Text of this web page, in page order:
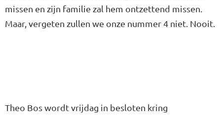
missen en zijn familie zal hem ontzettend missen.
Maar, vergeten zullen we onze nummer 4 niet. Nooit.
Theo Bos wordt vrijdag in besloten kring